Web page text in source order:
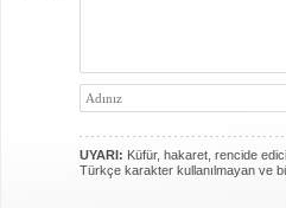
UYARI: Küfür, hakaret, rencide
Türkçe karakter kullanılmayan ve